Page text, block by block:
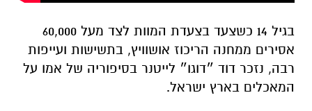
בגיל 14 כשצעד בצעדת המוות לצד מעל 60,000
אסירים ממחנה הריכוז אושוויץ, בתשישות ועייפות
רבה, נזכר דוד ״דוגו״ לייטנר בסיפוריה של אמו על
המאכלים בארץ ישראל.